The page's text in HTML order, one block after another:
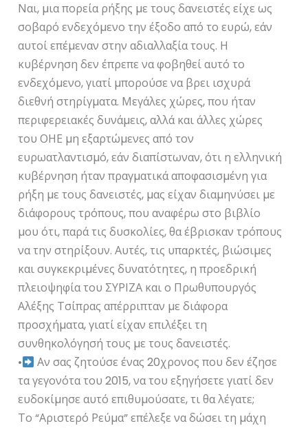
Ναι, µια πορεία ρήξης µε τους δανειστές είχε ως
σοβαρό ενδεχόµενο την έξοδο από το ευρώ, εάν
αυτοί επέµεναν στην αδιαλλαξία τους. Η
κυβέρνηση δεν έπρεπε να φοβηθεί αυτό το
ενδεχόµενο, γιατί µπορούσε να βρει ισχυρά
διεθνή στηρίγµατα. Μεγάλες χώρες, που ήταν
περιφερειακές δυνάµεις, αλλά και άλλες χώρες
του ΟΗΕ µη εξαρτώµενες από τον
ευρωατλαντισµό, εάν διαπίστωναν, ότι η ελληνική
κυβέρνηση ήταν πραγµατικά αποφασισµένη για
ρήξη µε τους δανειστές, µας είχαν διαµηνύσει µε
διάφορους τρόπους, που αναφέρω στο βιβλίο
µου ότι, παρά τις δυσκολίες, θα έβρισκαν τρόπους
να την στηρίξουν. Αυτές, τις υπαρκτές, βιώσιµες
και συγκεκριµένες δυνατότητες, η προεδρική
πλειοψηφία του ΣΥΡΙΖΑ και ο Πρωθυπουργός
Αλέξης Τσίπρας απέρριπταν µε διάφορα
προσχήµατα, γιατί είχαν επιλέξει τη
συνθηκολόγησή τους µε τους δανειστές.
•
Αν σας ζητούσε ένας 20χρονος που δεν έζησε
τα γεγονότα του 2015, να του εξηγήσετε γιατί δεν
ευδοκίµησε αυτό επιθυµούσατε, τι θα λέγατε;
Το “Αριστερό Ρεύµα” επέλεξε να δώσει τη µάχη